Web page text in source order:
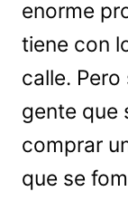
enorme
tiene con
calle.
gente que
comprar
que se